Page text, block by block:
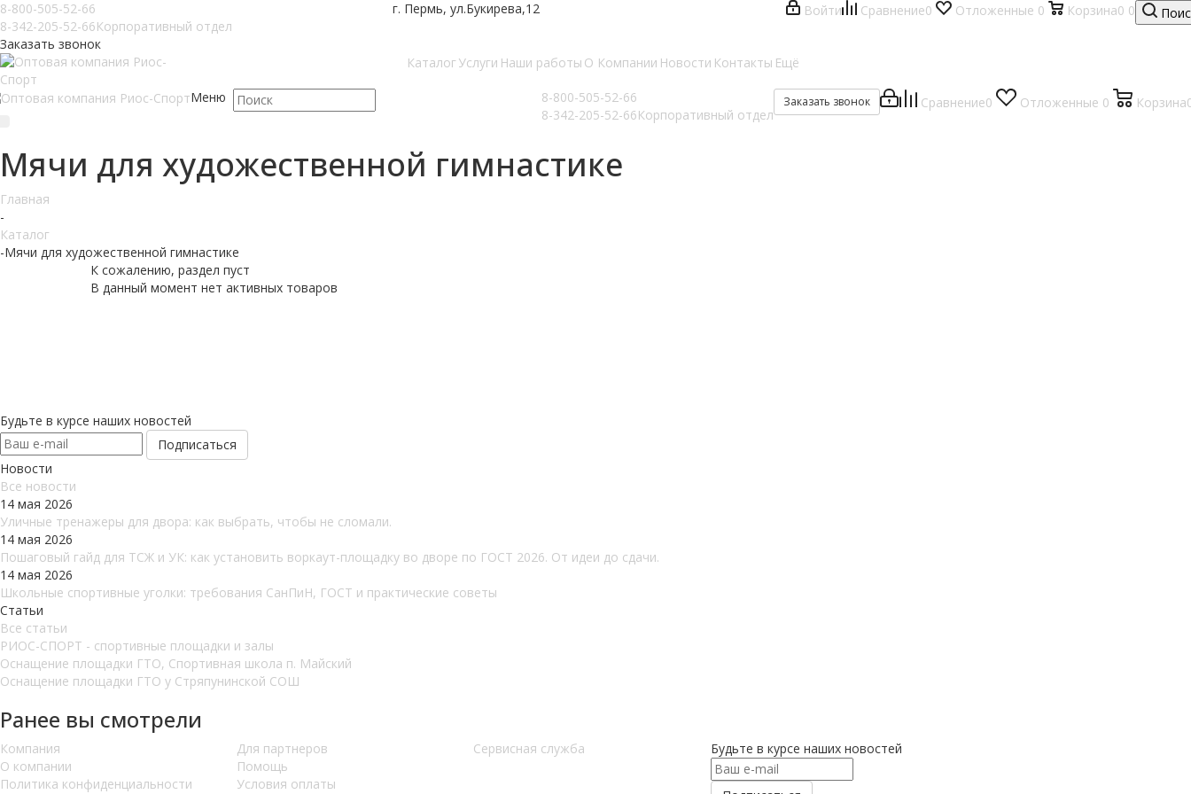
8-800-505-52-66
8-342-205-52-66Корпоративный отдел
Заказать звонок
г. Пермь, ул.Букирева,12 Сравнение0 Отложенные 0 Корзина0 0
Войти
Каталог Услуги Наши работы О Компании Новости Контакты Ещё
Меню Сравнение0 Отложенные 0 Корзина
Заказать звонок
8-800-505-52-66
8-342-205-52-66Корпоративный отдел
Мячи для художественной гимнастике
Главная
-
Каталог
-Мячи для художественной гимнастике
К сожалению, раздел пуст
В данный момент нет активных товаров
Будьте в курсе наших новостей
Новости
Все новости
14 мая 2026
Уличные тренажеры для двора: как выбрать, чтобы не сломали.
14 мая 2026
Пошаговый гайд для ТСЖ и УК: как установить воркаут-площадку во дворе по ГОСТ 2026. От идеи до сдачи.
14 мая 2026
Школьные спортивные уголки: требования СанПиН, ГОСТ и практические советы
Статьи
Все статьи
РИОС-СПОРТ - спортивные площадки и залы
Оснащение площадки ГТО, Спортивная школа п. Майский
Оснащение площадки ГТО у Стряпунинской СОШ
Ранее вы смотрели
Компания
О компании
Политика конфиденциальности
Для партнеров
Помощь
Условия оплаты
Сервисная служба Будьте в курсе наших новостей